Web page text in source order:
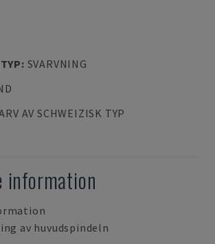
: SVARVNING
AV SCHWEIZISK TYP
av huvudspindeln